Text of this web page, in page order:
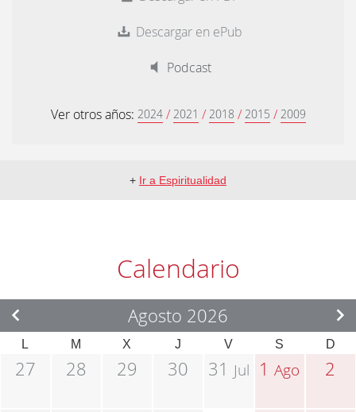
Descargar en ePub
Podcast
Ver otros años: 2024 / 2021 / 2018 / 2015 / 2009
+ Ir a Espiritualidad
Calendario
Agosto 2026
L M X J V S D
27 28 29 30 31 Jul 1Ago 2